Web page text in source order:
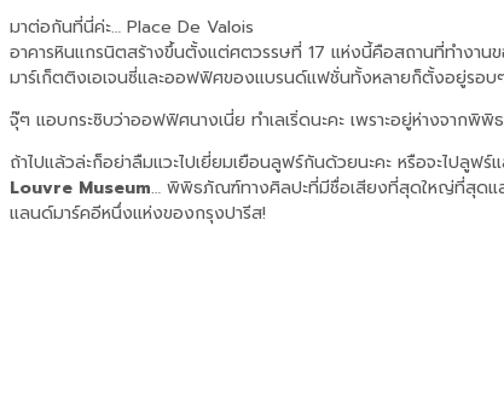
มาต่อกันที่นี่ค่ะ… Place De Valois
อาคารหินแกรนิตสร้างขึ้นตั้งแต่ศตวรรษที่ 17 แห่งนี้คือสถานที่ทำงาน
มาร์เก็ตติงเอเจนซี่และออฟฟิศของแบรนด์แฟชั่นทั้งหลายก็ตั้งอยู่รอบ
จุ๊ๆ แอบกระซิบว่าออฟฟิศนางเนี่ย ทำเลเริ่ดนะคะ เพราะอยู่ห่างจาก
ถ้าไปแล้วล่ะก็อย่าลืมแวะไปเยี่ยมเยือนลูฟร์กันด้วยนะคะ หรือจะไปลูฟ
Louvre Museum… พิพิธภัณฑ์ทางศิลปะที่มีชื่อเสียงที่สุดใหญ่ที่สุดแ
แลนด์มาร์คอีหนึ่งแห่งของกรุงปารีส!